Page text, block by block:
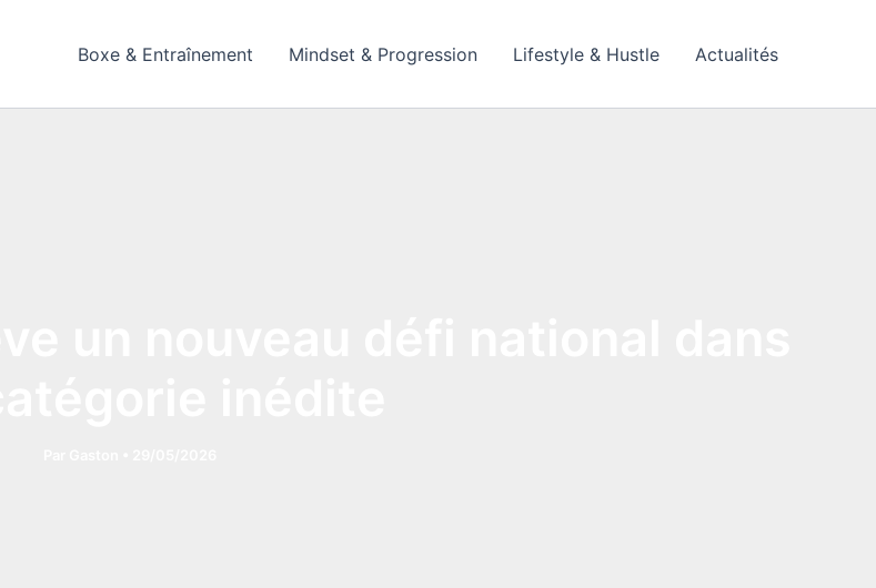
Boxe & Entraînement Mindset & Progression Lifestyle & Hustle Actualités